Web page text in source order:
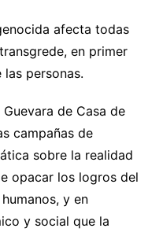
afecta todas
en primer
personas.
de Casa de
campañas de
sobre la realidad
opacar los logros del
y en
y social que la